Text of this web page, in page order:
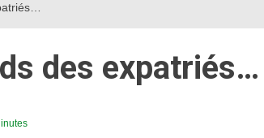
des expatriés…